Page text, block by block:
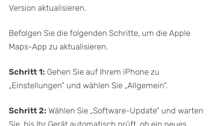
Version aktualisieren.
Befolgen Sie die folgenden Schritte, um die Apple
Maps-App zu aktualisieren.
Schritt 1: Gehen Sie auf Ihrem iPhone zu
„Einstellungen“ und wählen Sie „Allgemein“.
Schritt 2: Wählen Sie „Software-Update“ und warten
Sie, bis Ihr Gerät automatisch prüft, ob ein neues